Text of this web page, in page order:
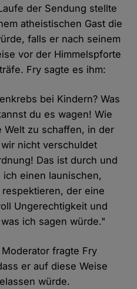
der Sendung stellte
atheistischen Gast die
falls er nach seinem
vor der Himmelspforte
Fry sagte es ihm:
bei Kindern? Was
du es wagen! Wie
Welt zu schaffen, in der
nicht verschuldet
Das ist durch und
einen launischen,
der eine
Ungerechtigkeit und
ich sagen würde."
fragte Fry
er auf diese Weise
würde.